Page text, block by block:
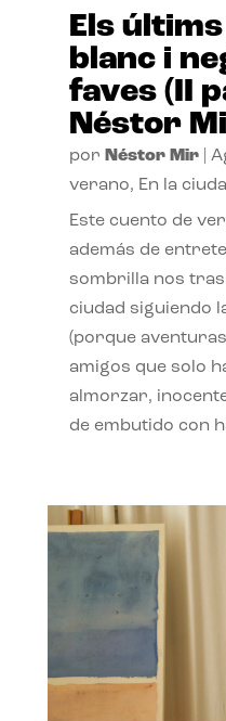
Els
blanc i
faves (II
Néstor
por Néstor Mir|
verano, En la
Este cuento de
además de
sombrilla nos
ciudad siguiendo
(porque
amigos que solo
almorzar,
de embutido con